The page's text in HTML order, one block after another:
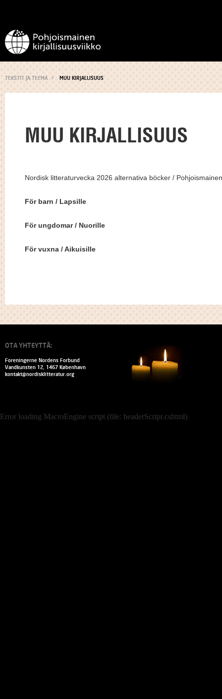
TEKSTIT JA TEEMA MUU KIRJALLISUUS
MUU KIRJALLISUUS
Nordisk litteraturvecka 2026 alternativa böcker /
För barn / Lapsille
För ungdomar / Nuorille
För vuxna / Aikuisille
OTA YHTEYTTÄ:
Foreningerne Nordens Forbund
Vandkunsten 12, 1467 København
kontakt@nordisklitteratur.org
Error loading MacroEngine script (file: headerScript.cshtml)